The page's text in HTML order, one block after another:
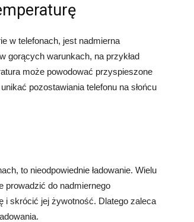
w telefonach, jest nadmierna
gorących warunkach, na przykład
może powodować przyspieszone
pozostawiania telefonu na słońcu
to nieodpowiednie ładowanie. Wielu
prowadzić do nadmiernego
i skrócić jej żywotność. Dlatego zaleca